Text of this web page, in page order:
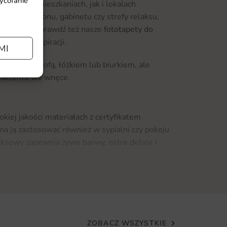
w mieszkaniach, jak i lokalach
do salonu, gabinetu czy strefy relaksu,
Sprawdź też nasze fototapety do
inspiracji.
za sofą, łóżkiem lub biurkiem, ale
we wnęce.
jakości materiałach z certyfikatem
ją zastosować również w sypialni czy pokoju
ZOBACZ WSZYSTKIE